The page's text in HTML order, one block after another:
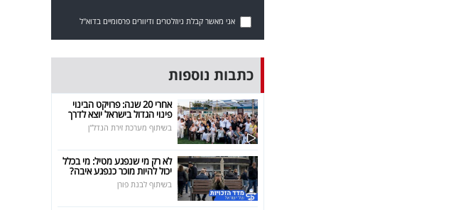
אני מאשר קבלת ניוזלטרים ודיוורים פרסומיים בדוא"ל
כתבות נוספות
אחרי 20 שנה: פרויקט הבינוי
פינוי הגדול בישראל יוצא לדרך
בשיתוף מערכת זירת הנדל"ן
לא רק מי שנפגע מטיל: מי בכלל
יכול להיות מוכר כנפגע איבה?
בשיתוף לבנת פורן